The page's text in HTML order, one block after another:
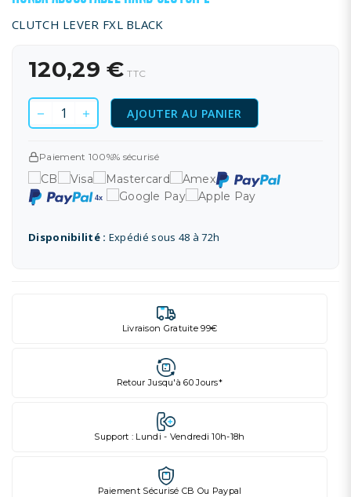
CLUTCH LEVER FXL BLACK
120,29 € TTC
AJOUTER AU PANIER
Paiement 100%% sécurisé
Disponibilité : Expédié sous 48 à 72h
Livraison Gratuite 99€
Retour Jusqu'à 60 Jours*
Support : Lundi - Vendredi 10h-18h
Paiement Sécurisé CB Ou Paypal